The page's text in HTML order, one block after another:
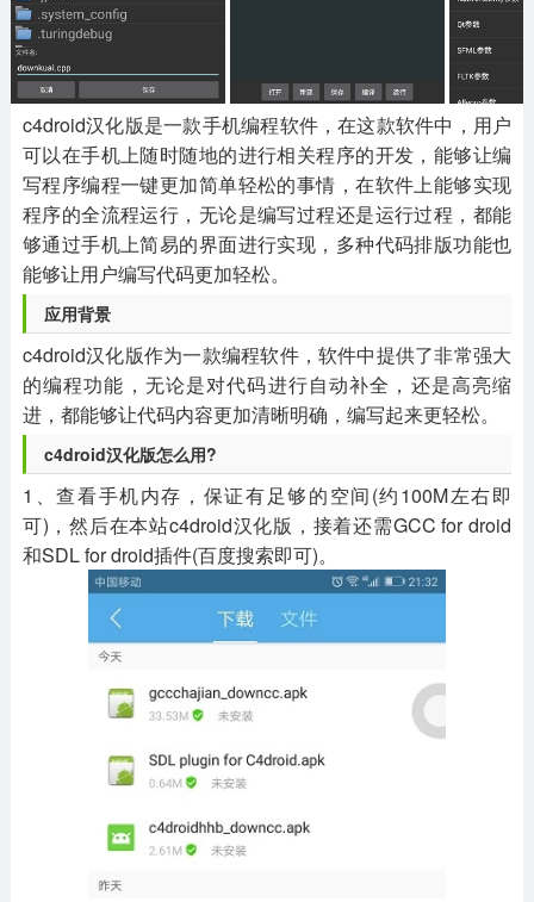
游戏攻略
63款应用
8款应用
c4droid汉化版是一款手机编程软件，在这款软件中，用户
可以在手机上随时随地的进行相关程序的开发，能够让编
写程序编程一键更加简单轻松的事情，在软件上能够实现
程序的全流程运行，无论是编写过程还是运行过程，都能
够通过手机上简易的界面进行实现，多种代码排版功能也
能够让用户编写代码更加轻松。
应用背景
c4droid汉化版作为一款编程软件，软件中提供了非常强大
的编程功能，无论是对代码进行自动补全，还是高亮缩
进，都能够让代码内容更加清晰明确，编写起来更轻松。
c4droid汉化版怎么用?
1、查看手机内存，保证有足够的空间(约100M左右即
可)，然后在本站c4droid汉化版，接着还需GCC for droid
和SDL for droid插件(百度搜索即可)。